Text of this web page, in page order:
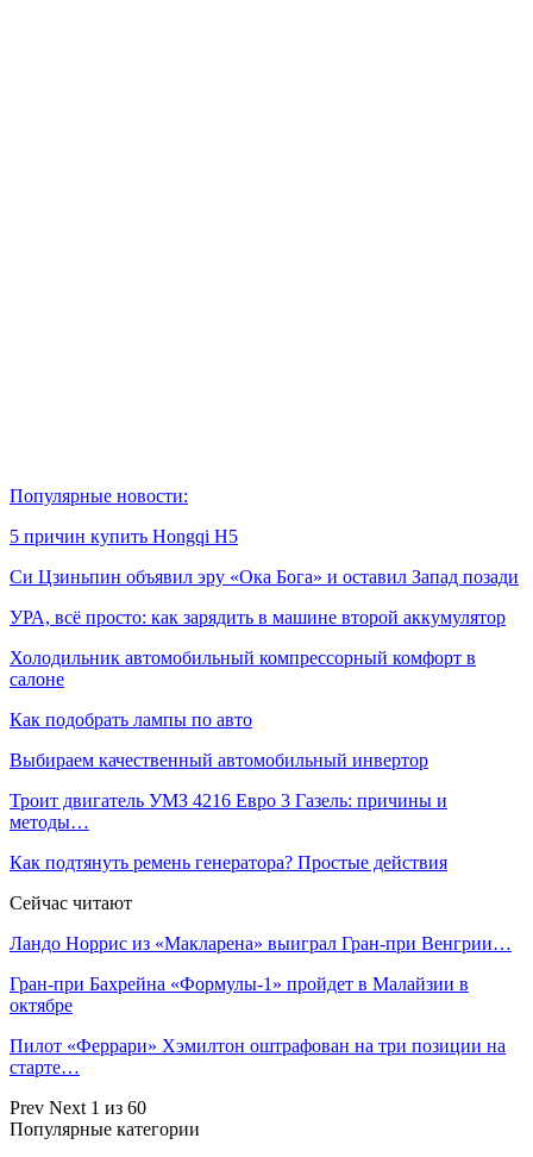
Популярные новости:
5 причин купить Hongqi H5
Си Цзиньпин объявил эру «Ока Бога» и оставил Запад позади
УРА, всё просто: как зарядить в машине второй аккумулятор
Холодильник автомобильный компрессорный комфорт в
салоне
Как подобрать лампы по авто
Выбираем качественный автомобильный инвертор
Троит двигатель УМЗ 4216 Евро 3 Газель: причины и
методы…
Как подтянуть ремень генератора? Простые действия
Сейчас читают
Ландо Норрис из «Макларена» выиграл Гран‑при Венгрии…
Гран‑при Бахрейна «Формулы‑1» пройдет в Малайзии в
октябре
Пилот «Феррари» Хэмилтон оштрафован на три позиции на
старте…
Prev Next 1 из 60
Популярные категории